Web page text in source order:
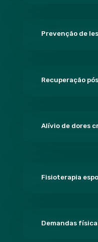
Prevenção de
Recuperação
Alívio de dores
Fisioterapia
Demandas